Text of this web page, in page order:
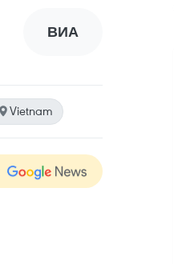
ВИА
Vietnam